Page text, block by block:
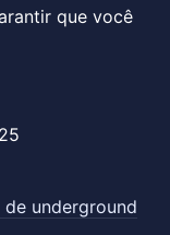
que você
underground